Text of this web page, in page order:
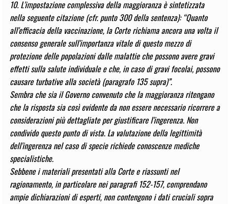
10. L'impostazione complessiva della maggioranza è sintetizzata
nella seguente citazione (cfr. punto 300 della sentenza): “Quanto
all'efficacia della vaccinazione, la Corte richiama ancora una volta il
consenso generale sull'importanza vitale di questo mezzo di
protezione delle popolazioni dalle malattie che possono avere gravi
effetti sulla salute individuale e che, in caso di gravi focolai, possono
causare turbative alla società (paragrafo 135 supra)”.
Sembra che sia il Governo convenuto che la maggioranza ritengano
che la risposta sia così evidente da non essere necessario ricorrere a
considerazioni più dettagliate per giustificare l'ingerenza. Non
condivido questo punto di vista. La valutazione della legittimità
dell'ingerenza nel caso di specie richiede conoscenze mediche
specialistiche.
Sebbene i materiali presentati alla Corte e riassunti nel
ragionamento, in particolare nei paragrafi 152-157, comprendano
ampie dichiarazioni di esperti, non contengono i dati cruciali sopra